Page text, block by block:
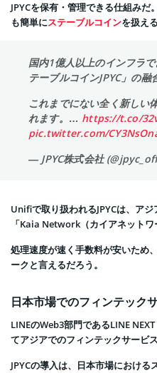
JPYCを保有・管理できる仕組み
も簡単にステーブルコインを扱え
国内1億人以上のインフラ
テーブルコインJPYC」の融
これまでにない全く新しい
れます。… https://t.co/
pic.twitter.com/
— JPYC株式会社
Unifiで取り扱われるJPYCは、ア
「Kaia Network（カイアネットワ
処理速度が速く手数料が安いため
ークと言えるだろう。
日本市場でのフィンテック
LINEのWeb3部門であるLINE
てアジアでのフィンテックサービ
JPYCの導入は、日本市場におけ